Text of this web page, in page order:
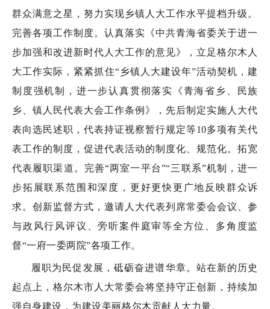
群众满意之星，努力实现乡镇人大工作水平提档升级。
完善各项工作制度。认真落实《中共青海省委关于进一
步加强和改进新时代人大工作的意见》，立足格尔木人
大工作实际，紧紧抓住“乡镇人大建设年”活动契机，建
制度强机制，进一步认真贯彻落实《青海省乡、民族
乡、镇人民代表大会工作条例》，先后制定实施人大代
表向选民述职，代表持证视察暂行规定等10多项有关代
表工作的制度，促进代表活动的制度化、规范化。拓宽
代表履职渠道。完善“两室一平台”“三联系”机制，进一
步拓展联系范围和深度，更好更快更广地反映群众诉
求。创新监督方式，邀请人大代表列席常委会会议、参
与政风行风评议、旁听案件庭审等全方位、多角度监
督“一府一委两院”各项工作。
履职为民促发展，砥砺奋进谱华章。站在新的历史
起点上，格尔木市人大常委会将坚持守正创新，持续加
强自身建设，为建设美丽格尔木贡献人大力量。